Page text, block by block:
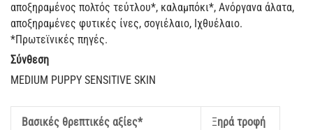
αποξηραμένος πολτός τεύτλου*, καλαμπόκι*, Ανόργανα άλατα,
αποξηραμένες φυτικές ίνες, σογιέλαιο, Ιχθυέλαιο.
*Πρωτεϊνικές πηγές.
Σύνθεση
​MEDIUM PUPPY SENSITIVE SKIN
Βασικές θρεπτικές αξίες* Ξηρά τροφή